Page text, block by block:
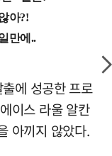
에 성공한 프로
이스 라울 알칸
아끼지 않았다.